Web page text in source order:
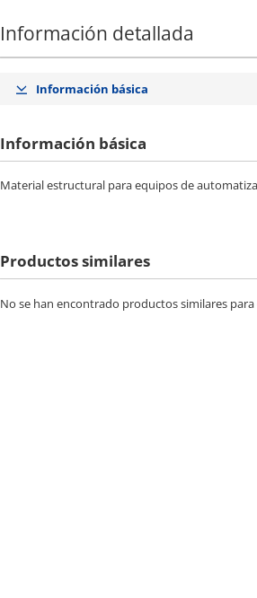
Información detallada
Información básica
Información básica
Material estructural para equipos de
Productos similares
No se han encontrado productos similares